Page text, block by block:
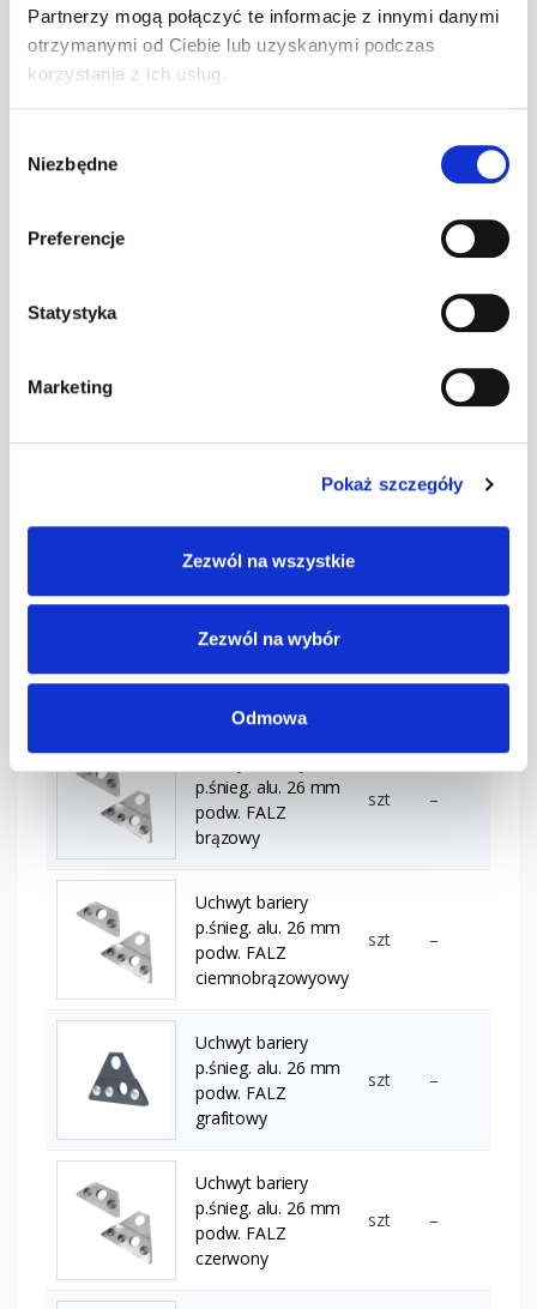
Partnerzy mogą połączyć te informacje z innymi danymi
otrzymanymi od Ciebie lub uzyskanymi podczas
korzystania z ich usług.
zgody
Niezbędne
Preferencje
Statystyka
Marketing
Pokaż szczegóły
Zezwól na wszystkie
Zezwól na wybór
Odmowa
Uchwyt bariery
p.śnieg. alu. 26 mm
p.śnieg. alu. 26 mm
podw. FALZ
Uchwyt bariery
p.śnieg. alu. 26 mm
podw. FALZ
brązowy
szt –
Uchwyt bariery
p.śnieg. alu. 26 mm
podw. FALZ
ciemnobrązowyowy
szt –
Uchwyt bariery
p.śnieg. alu. 26 mm
podw. FALZ
grafitowy
szt –
Uchwyt bariery
p.śnieg. alu. 26 mm
podw. FALZ
czerwony
szt –